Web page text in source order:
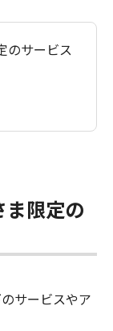
のサービス
限定の
サービスやア